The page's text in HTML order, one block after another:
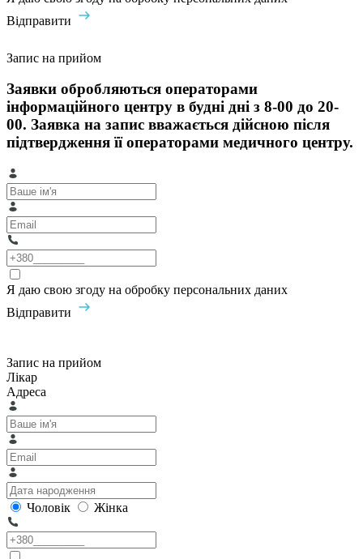
Відправити
Запис на прийом
Заявки обробляються операторами
інформаційного центру в будні дні з 8-00 до 20-
00. Заявка на запис вважається дійсною після
підтвердження її операторами медичного центру.
Я даю свою згоду на обробку персональних даних
Відправити
Запис на прийом
Лікар
Адреса
Чоловік Жінка